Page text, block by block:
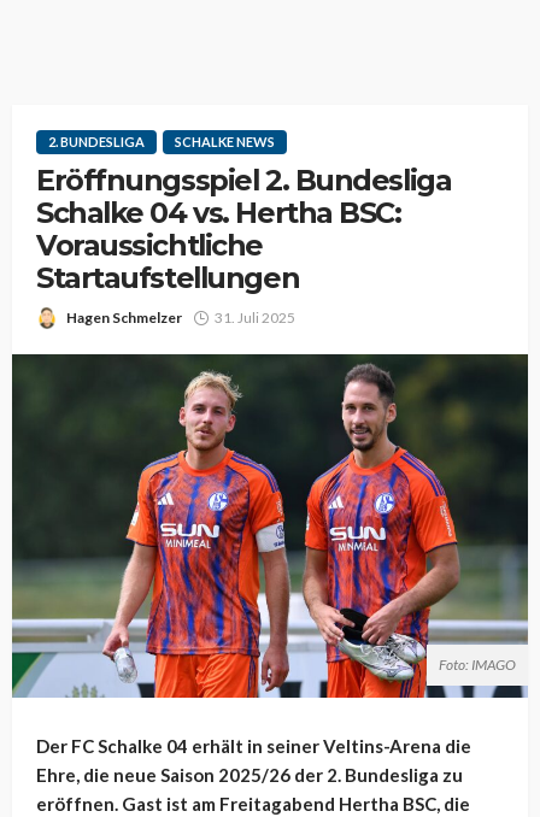
2. BUNDESLIGA SCHALKE NEWS
Eröffnungsspiel 2. Bundesliga
Schalke 04 vs. Hertha BSC:
Voraussichtliche
Startaufstellungen
Hagen Schmelzer 31. Juli 2025
Foto: IMAGO
Der FC Schalke 04 erhält in seiner Veltins-Arena die
Ehre, die neue Saison 2025/26 der 2. Bundesliga zu
eröffnen. Gast ist am Freitagabend Hertha BSC, die